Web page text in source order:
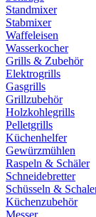
Standmixer
Stabmixer
Waffeleisen
Wasserkocher
Grills & Zubehör
Elektrogrills
Gasgrills
Grillzubehör
Holzkohlegrills
Pelletgrills
Küchenhelfer
Gewürzmühlen
Raspeln & Schäler
Schneidebretter
Schüsseln &
Küchenzubehör
Messer